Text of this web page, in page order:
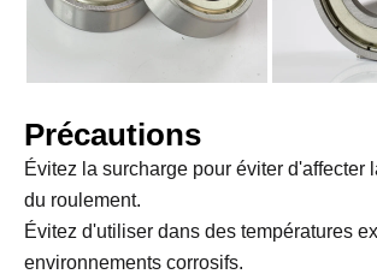
Précautions
Évitez la surcharge pour éviter d'affecter
du roulement.
Évitez d'utiliser dans des températures
environnements corrosifs.